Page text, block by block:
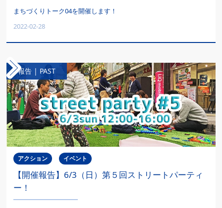
まちづくりトーク04を開催します！
2022-02-28
報告 | PAST
アクション イベント
【開催報告】6/3（日）第５回ストリートパーティ
ー！